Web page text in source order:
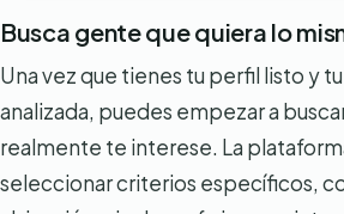
Busca gente que quiera lo
Una vez que tienes tu perfil listo y
analizada, puedes empezar a
realmente te interese. La
seleccionar criterios específicos,